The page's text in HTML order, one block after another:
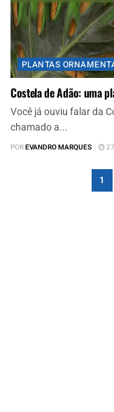
PLANTAS
Costela de Adão: uma
Você já ouviu falar da
chamado a...
POREVANDRO MARQUES
1